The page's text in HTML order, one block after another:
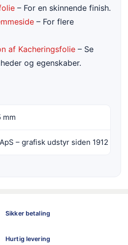
– For en skinnende finish.
– For flere
af Kacheringsfolie – Se
og egenskaber.
mm
– grafisk udstyr siden 1912
Sikker betaling
Hurtig levering